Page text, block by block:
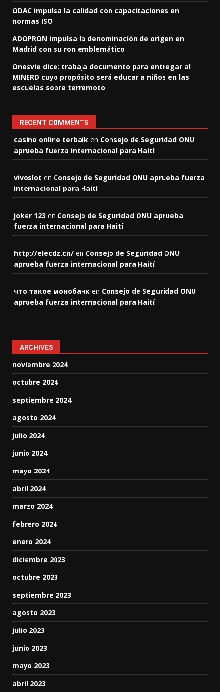
ODAC impulsa la calidad con capacitaciones en
normas ISO
ADOPRON impulsa la denominación de origen en
Madrid con su ron emblemático
Onesvie dice: trabaja documento para entregar al
MINERD cuyo propósito será educar a niños en las
escuelas sobre terremoto
RECENT COMMENTS
casino online terbaik en Consejo de Seguridad ONU
aprueba fuerza internacional para Haití
vivoslot en Consejo de Seguridad ONU aprueba fuerza
internacional para Haití
joker 123 en Consejo de Seguridad ONU aprueba
fuerza internacional para Haití
http://elecdz.cn/ en Consejo de Seguridad ONU
aprueba fuerza internacional para Haití
что такое монобанк en Consejo de Seguridad ONU
aprueba fuerza internacional para Haití
ARCHIVES
noviembre 2024
octubre 2024
septiembre 2024
agosto 2024
julio 2024
junio 2024
mayo 2024
abril 2024
marzo 2024
febrero 2024
enero 2024
diciembre 2023
octubre 2023
septiembre 2023
agosto 2023
julio 2023
junio 2023
mayo 2023
abril 2023